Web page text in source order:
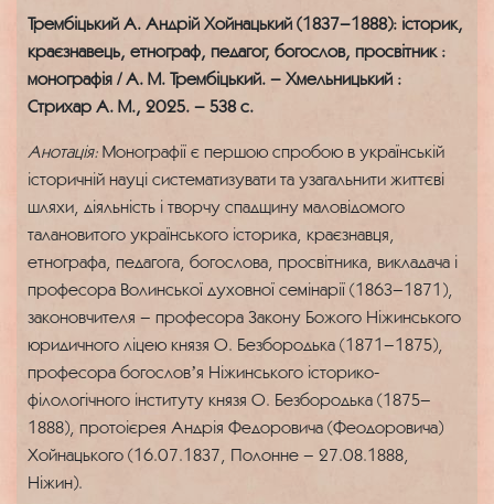
Трембіцький А. Андрій Хойнацький (1837–1888): історик,
краєзнавець, етнограф, педагог, богослов, просвітник :
монографія / А. М. Трембіцький. – Хмельницький :
Стрихар А. М., 2025. – 538 с.
Анотація: Монографії є першою спробою в українській
історичній науці систематизувати та узагальнити життєві
шляхи, діяльність і творчу спадщину маловідомого
талановитого українського історика, краєзнавця,
етнографа, педагога, богослова, просвітника, викладача і
професора Волинської духовної семінарії (1863–1871),
законовчителя – професора Закону Божого Ніжинського
юридичного ліцею князя О. Безбородька (1871–1875),
професора богословʼя Ніжинського історико-
філологічного інституту князя О. Безбородька (1875–
1888), протоієрея Андрія Федоровича (Феодоровича)
Хойнацького (16.07.1837, Полонне – 27.08.1888,
Ніжин).